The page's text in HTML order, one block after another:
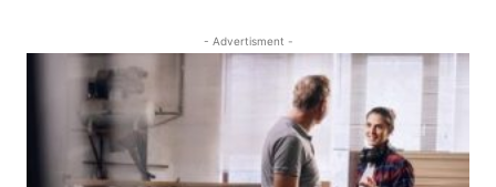
- Advertisment -